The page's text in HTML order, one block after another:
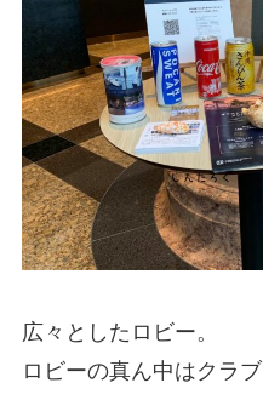
広々としたロビー。
ロビーの真ん中はクラブ